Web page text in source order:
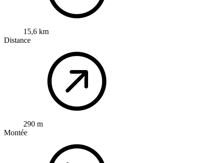
15,6 km
Distance
290 m
Montée